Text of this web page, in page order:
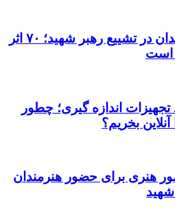
حضور پررنگ هنرمندان در تشییع رهبر شهید؛ ۷۰ اثر
است
اندازه گیری؛ چطور
بخریم؟
هنری برای حضور هنرمندان
شهید